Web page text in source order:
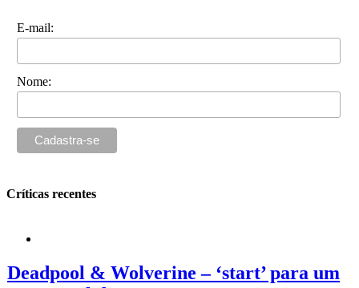
E-mail:
Nome:
Críticas recentes
Deadpool & Wolverine – ‘start’ para um